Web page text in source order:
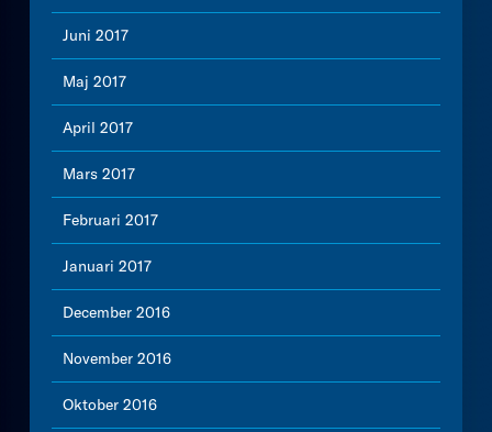
Juni 2017
Maj 2017
April 2017
Mars 2017
Februari 2017
Januari 2017
December 2016
November 2016
Oktober 2016